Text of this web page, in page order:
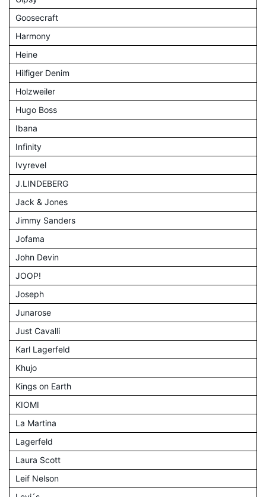
Goosecraft
Harmony
Heine
Hilfiger Denim
Holzweiler
Hugo Boss
Ibana
Infinity
Ivyrevel
J.LINDEBERG
Jack & Jones
Jimmy Sanders
Jofama
John Devin
JOOP!
Joseph
Junarose
Just Cavalli
Karl Lagerfeld
Khujo
Kings on Earth
KIOMI
La Martina
Lagerfeld
Laura Scott
Leif Nelson